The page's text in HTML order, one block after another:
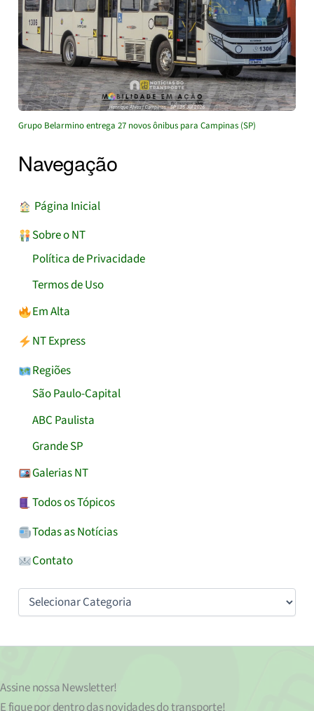
Grupo Belarmino entrega 27 novos ônibus para Campinas (SP)
Navegação
︎ Página Inicial
Sobre o NT
Política de Privacidade
Termos de Uso
Em Alta
NT Express
Regiões
São Paulo-Capital
ABC Paulista
Grande SP
Galerias NT
Todos os Tópicos
Todas as Notícias
Contato
Assine nossaNewsletter!